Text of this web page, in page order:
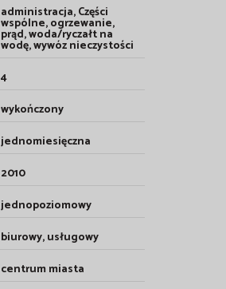
administracja, Części
wspólne, ogrzewanie,
prąd, woda/ryczałt na
wodę, wywóz nieczystości
4
wykończony
jednomiesięczna
2010
jednopoziomowy
biurowy, usługowy
centrum miasta